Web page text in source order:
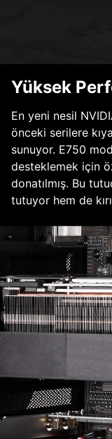
Yüksek
En yeni nesil
önceki serilere
sunuyor. E750
desteklemek için
donatılmış. Bu
tutuyor hem de